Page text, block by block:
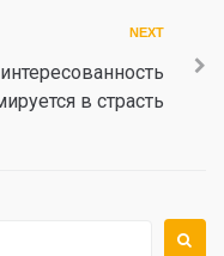
NEXT
в страсть